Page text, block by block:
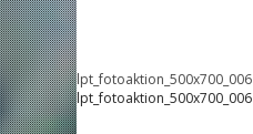
lpt_fotoaktion_500x700_006
lpt_fotoaktion_500x700_006